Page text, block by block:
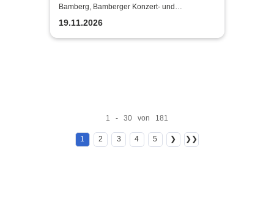
Kerzenschein
Bamberg, Bamberger Konzert- und
Kongresshalle (Hegelsaal)
19.11.2026
1 - 30 von 181
1 2 3 4 5 ❯ ❯❯